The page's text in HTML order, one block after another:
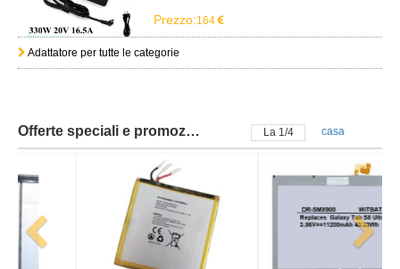
Prezzo:164
Adattatore per tutte le categorie
Offerte speciali e promozioni La 2/4 casa